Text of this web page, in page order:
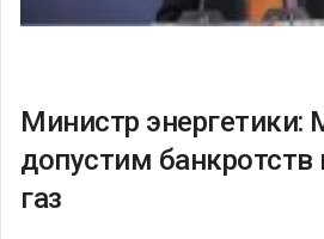
Министр энергетики:
допустим банкротств
газ